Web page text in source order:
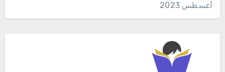
أغسطس 2023